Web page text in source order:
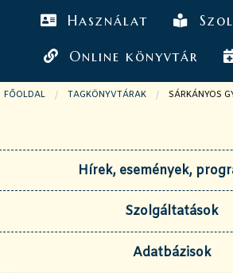
Használat
Online könyvtár
FŐOLDAL TAGKÖNYVTÁRAK JELENLEGI
SÁRKÁNYOS
Hírek, események,
Szolgáltatások
Adatbázisok